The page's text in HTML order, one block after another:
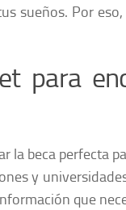
sueños. Por
para
la beca perfecta
y
que